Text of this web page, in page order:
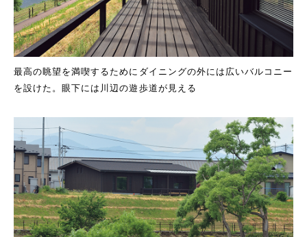
最高の眺望を満喫するためにダイニングの外には広いバルコニー
を設けた。眼下には川辺の遊歩道が見える